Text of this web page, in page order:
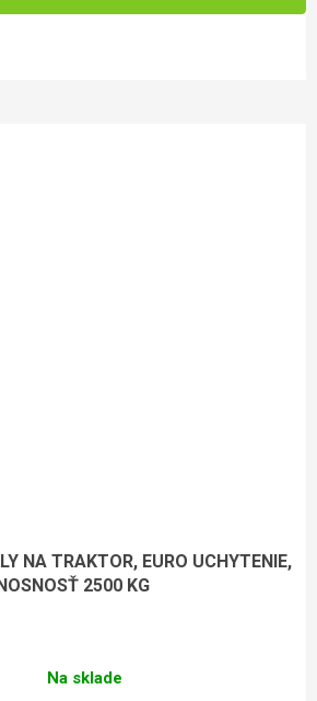
NA TRAKTOR, EURO UCHYTENIE,
2500 KG
Na sklade